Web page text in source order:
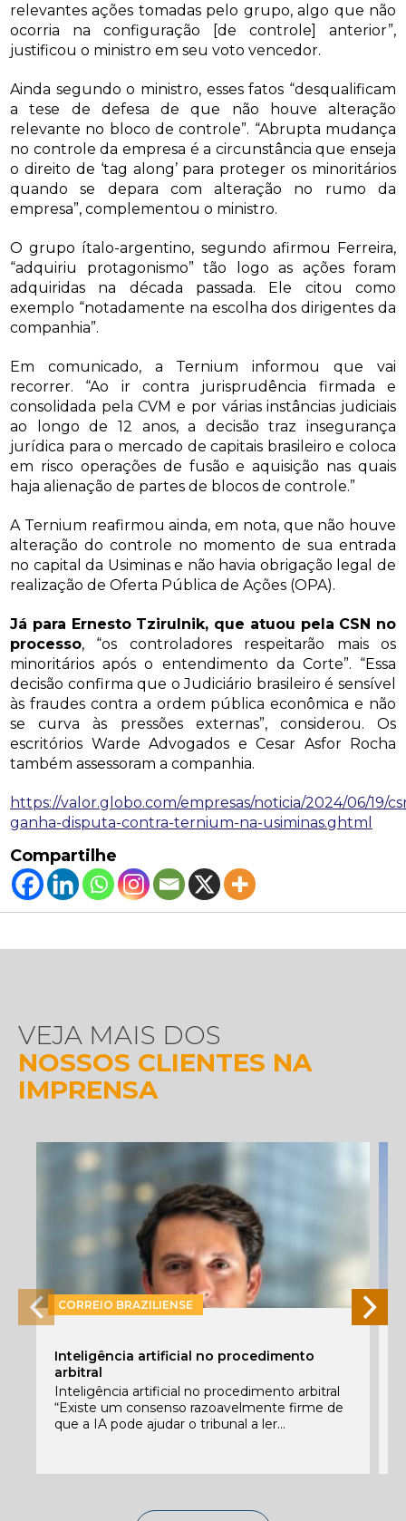
relevantes ações tomadas pelo grupo, algo que não
ocorria na configuração [de controle] anterior”,
justificou o ministro em seu voto vencedor.
Ainda segundo o ministro, esses fatos “desqualificam
a tese de defesa de que não houve alteração
relevante no bloco de controle”. “Abrupta mudança
no controle da empresa é a circunstância que enseja
o direito de ‘tag along’ para proteger os minoritários
quando se depara com alteração no rumo da
empresa”, complementou o ministro.
O grupo ítalo-argentino, segundo afirmou Ferreira,
“adquiriu protagonismo” tão logo as ações foram
adquiridas na década passada. Ele citou como
exemplo “notadamente na escolha dos dirigentes da
companhia”.
Em comunicado, a Ternium informou que vai
recorrer. “Ao ir contra jurisprudência firmada e
consolidada pela CVM e por várias instâncias judiciais
ao longo de 12 anos, a decisão traz insegurança
jurídica para o mercado de capitais brasileiro e coloca
em risco operações de fusão e aquisição nas quais
haja alienação de partes de blocos de controle.”
A Ternium reafirmou ainda, em nota, que não houve
alteração do controle no momento de sua entrada
no capital da Usiminas e não havia obrigação legal de
realização de Oferta Pública de Ações (OPA).
Já para Ernesto Tzirulnik, que atuou pela CSN no
processo, “os controladores respeitarão mais os
minoritários após o entendimento da Corte”. “Essa
decisão confirma que o Judiciário brasileiro é sensível
às fraudes contra a ordem pública econômica e não
se curva às pressões externas”, considerou. Os
escritórios Warde Advogados e Cesar Asfor Rocha
também assessoram a companhia.
https://valor.globo.com/empresas/noticia/2024/06/19/
ganha-disputa-contra-ternium-na-usiminas.ghtml
Compartilhe
VEJA MAIS DOS
NOSSOS CLIENTES NA
IMPRENSA
CORREIO BRAZILIENSE
Inteligência artificial no procedimento
arbitral
Inteligência artificial no procedimento arbitral
“Existe um consenso razoavelmente firme de
que a IA pode ajudar o tribunal a ler...